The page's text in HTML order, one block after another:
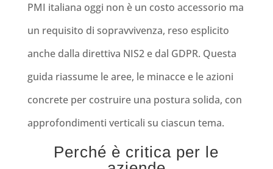
PMI italiana oggi non è un costo accessorio ma
un requisito di sopravvivenza, reso esplicito
anche dalla direttiva NIS2 e dal GDPR. Questa
guida riassume le aree, le minacce e le azioni
concrete per costruire una postura solida, con
approfondimenti verticali su ciascun tema.
Perché è critica per le